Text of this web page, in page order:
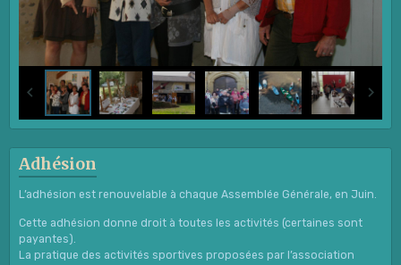
Adhésion
L’adhésion est renouvelable à chaque Assemblée Générale, en Juin.
Cette adhésion donne droit à toutes les activités (certaines sont
payantes).
La pratique des activités sportives proposées par l’association